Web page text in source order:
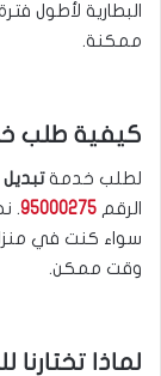
البطارية لأطول
ممكنة.
كيفية طلب
لطلب خدمةتبديل
الرقم 95000275
سواء كنت في
وقت ممكن.
لماذا